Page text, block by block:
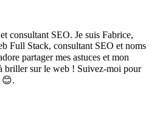
consultant SEO. Je suis Fabrice,
Full Stack, consultant SEO et noms
partager mes astuces et mon
briller sur le web ! Suivez-moi pour
😊.